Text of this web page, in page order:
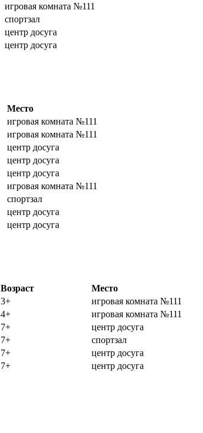
игровая комната №111
спортзал
центр досуга
центр досуга
Место
игровая комната №111
игровая комната №111
центр досуга
центр досуга
центр досуга
игровая комната №111
спортзал
центр досуга
центр досуга
Возраст
Место
3+
игровая комната №111
4+
игровая комната №111
7+
центр досуга
7+
спортзал
7+
центр досуга
7+ центр досуга